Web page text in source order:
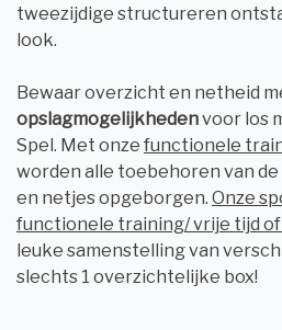
tweezijdige structureren
look.
Bewaar overzicht en netheid
opslagmogelijkhedenvoor los
Spel. Met onze functionele
worden alle toebehoren van
en netjes opgeborgen. Onze
functionele training/ vrije tijd of
leuke samenstelling van
slechts 1 overzichtelijke box!